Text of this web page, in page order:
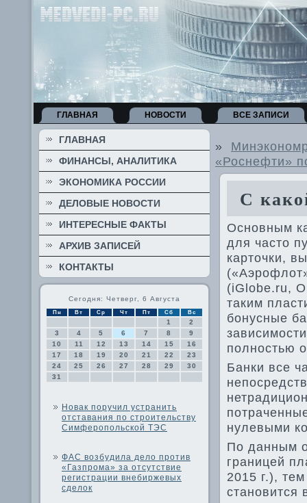
ГЛАВНАЯ НОВОСТИ ВСЕ ЗАПИСИ
ГЛАВНАЯ
ФИНАНСЫ, АНАЛИТИКА
ЭКОНОМИКА РОССИИ
ДЕЛОВЫЕ НОВОСТИ
ИНТЕРЕСНЫЕ ФАКТЫ
АРХИВ ЗАПИСЕЙ
КОНТАКТЫ
Сегодня: Четверг, 6 Августа
Пн Вт Ср Чт Пт Сб Вс
1
2
3
4 5 6 7 8
9
10
11 12 13 14 15
16
17
18 19 20 21 22
23
24
25 26 27 28 29
30
31
Новак поручил устранить
отставания по строительству
Симферопольской ТЭС
ФАС возбудила дело против
«Газпрома» за отсутствие
регистрации внебиржевых
сделок
»
«Роснефти»
С
Основным
для часто
карточки,
(iGlobe.ru,
таким
бонусные
полностью
Банки все
нулевыми
По данным
границей
2015 г.),
становится